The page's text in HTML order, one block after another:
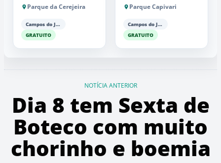
Parque da Cerejeira
Campos do Jordão
GRATUITO
Parque Capivari
Campos do Jordão
GRATUITO
NOTÍCIA ANTERIOR
Dia 8 tem Sexta de
Boteco com muito
chorinho e boemia